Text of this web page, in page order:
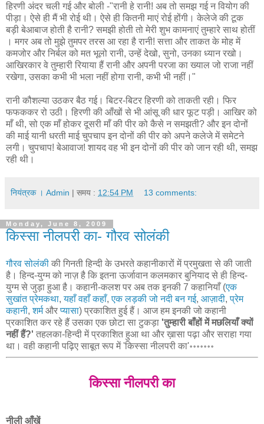
हिरणी अंदर चली गई और बोली -"रानी हे रानी! अब तो समझ गई न वियोग की
पीड़ा। ऐसे ही मैं भी रोई थी। ऐसे ही कितनी माएं रोई होंगी। केलेजे की टूक
बड़ी बेआबाज होती है रानी? समझी होती तो मेरी शुभ कामनाएं तुम्हारे साथ होतीं
। मगर अब तो मुझे तुमपर तरस आ रहा है रानी! सत्ता और ताकत के मोह में
कमजोर और निर्बल को मत भूलो रानी, उन्हें देखो, सुनो, उनका ध्यान रखो।
आखिरकार वे तुम्हारी रियाया हैं रानी और अपनी परजा का ख्याल जो राजा नहीं
रखेगा, उसका कभी भी भला नहीं होगा रानी, कभी भी नहीं।"
रानी कौशल्या उठकर बैठ गई। बिटर-बिटर हिरणी को ताकती रही। फिर
फफककर रो उठी। हिरणी की आँखों से भी आंसू की धार फूट पड़ी। आखिर को
माँ थी, सो एक माँ होकर दूसरी माँ की पीर को कैसे न समझती? और इन दोनों
की माई यानी धरती माई चुपचाप इन दोनों की पीर को अपने कलेजे में समेटने
लगी। चुपचाप! बेआवाज! शायद वह भी इन दोनों की पीर को जान रही थी, समझ
रही थी।
नियंत्रक । Admin | समय : 12:54 PM 13 comments:
Monday, June 8, 2009
किस्सा नीलपरी का- गौरव सोलंकी
गौरव सोलंकी की गिनती हिन्दी के उभरते कहानीकारों में प्रमुखता से की जाती
है। हिन्द-युग्म को नाज़ है कि इतना ऊर्जावान कलमकार बुनियाद से ही हिन्द-
युग्म से जुड़ा हुआ है। कहानी-कलश पर अब तक इनकी 7 कहानियाँ (एक
सुखांत प्रेमकथा,यहाँ वहाँ कहाँ,एक लड़की जो नदी बन गई, आज़ादी,प्रेम
कहानी,शर्मऔरप्यासा) प्रकाशित हुई हैं। आज हम इनकी जो कहानी
प्रकाशित कर रहे हैं उसका एक छोटा सा टुकड़ा 'तुम्हारी बाँहों में मछलियाँ क्यों
नहीं हैं?' तहलका-हिन्दी में प्रकाशित हुआ था और ख़ासा पढ़ा और सराहा गया
था। वही कहानी पढ़िए साबूत रूप में 'किस्सा नीलपरी का'॰॰॰॰॰॰॰
किस्सा नीलपरी का
नीली आँखें